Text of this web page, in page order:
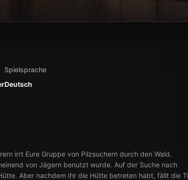
Deutsch
Spielsprache
irrt Eure Gruppe von Pilzsuchern durch den Wald.
von Jägern benutzt wurde. Auf der Suche nach
Aber nachdem Ihr die Hütte betreten habt, fällt die